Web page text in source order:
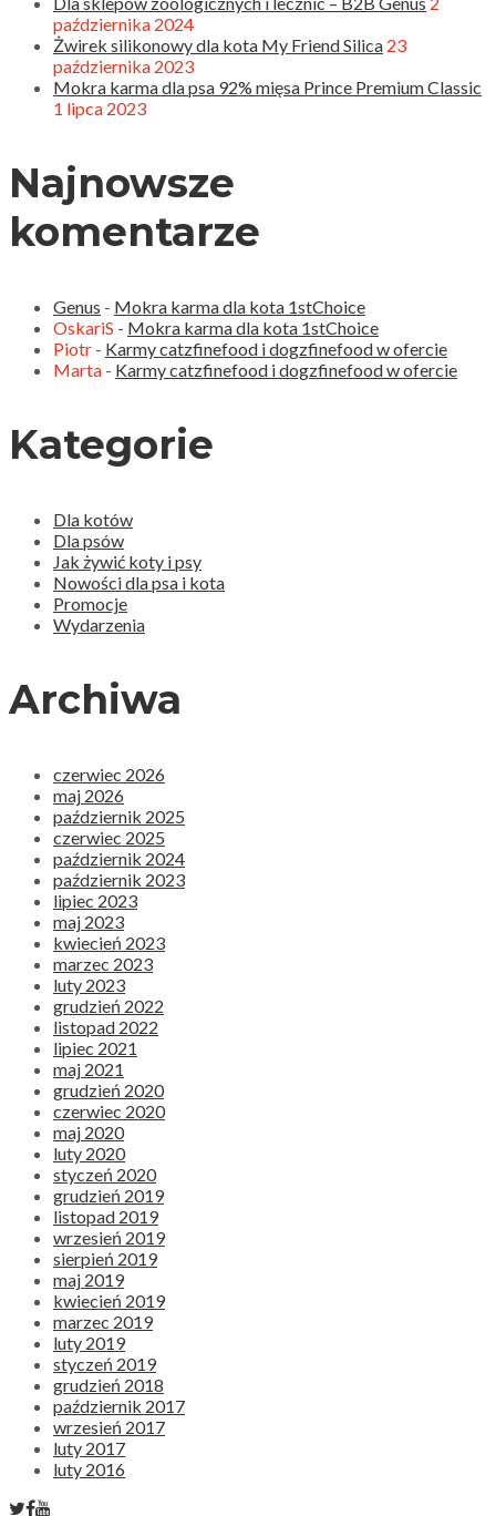
października 2024
Żwirek silikonowy dla kota My Friend Silica 23
października 2023
Mokra karma dla psa 92% mięsa Prince Premium Classic
1 lipca 2023
Najnowsze
komentarze
Genus - Mokra karma dla kota 1stChoice
OskariS - Mokra karma dla kota 1stChoice
Piotr - Karmy catzfinefood i dogzfinefood w ofercie
Marta - Karmy catzfinefood i dogzfinefood w ofercie
Kategorie
Dla kotów
Dla psów
Jak żywić koty i psy
Nowości dla psa i kota
Promocje
Wydarzenia
Archiwa
czerwiec 2026
maj 2026
październik 2025
czerwiec 2025
październik 2024
październik 2023
lipiec 2023
maj 2023
kwiecień 2023
marzec 2023
luty 2023
grudzień 2022
listopad 2022
lipiec 2021
maj 2021
grudzień 2020
czerwiec 2020
maj 2020
luty 2020
styczeń 2020
grudzień 2019
listopad 2019
wrzesień 2019
sierpień 2019
maj 2019
kwiecień 2019
marzec 2019
luty 2019
styczeń 2019
grudzień 2018
październik 2017
wrzesień 2017
luty 2017
luty 2016